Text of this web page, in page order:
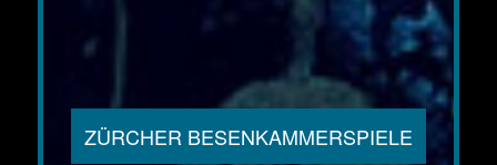
ZÜRCHER BESENKAMMERSPIELE